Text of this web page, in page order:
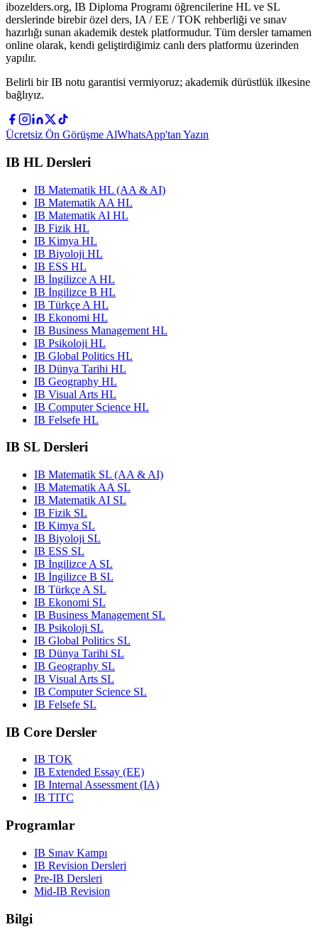
ibozelders.org, IB Diploma Programı öğrencilerine HL ve SL
derslerinde birebir özel ders, IA / EE / TOK rehberliği ve sınav
hazırlığı sunan akademik destek platformudur. Tüm dersler tamamen
online olarak, kendi geliştirdiğimiz canlı ders platformu üzerinden
yapılır.
Belirli bir IB notu garantisi vermiyoruz; akademik dürüstlük ilkesine
bağlıyız.
Ücretsiz Ön Görüşme AlWhatsApp'tan Yazın
IB HL Dersleri
IB Matematik HL (AA & AI)
IB Matematik AA HL
IB Matematik AI HL
IB Fizik HL
IB Kimya HL
IB Biyoloji HL
IB ESS HL
IB İngilizce A HL
IB İngilizce B HL
IB Türkçe A HL
IB Ekonomi HL
IB Business Management HL
IB Psikoloji HL
IB Global Politics HL
IB Dünya Tarihi HL
IB Geography HL
IB Visual Arts HL
IB Computer Science HL
IB Felsefe HL
IB SL Dersleri
IB Matematik SL (AA & AI)
IB Matematik AA SL
IB Matematik AI SL
IB Fizik SL
IB Kimya SL
IB Biyoloji SL
IB ESS SL
IB İngilizce A SL
IB İngilizce B SL
IB Türkçe A SL
IB Ekonomi SL
IB Business Management SL
IB Psikoloji SL
IB Global Politics SL
IB Dünya Tarihi SL
IB Geography SL
IB Visual Arts SL
IB Computer Science SL
IB Felsefe SL
IB Core Dersler
IB TOK
IB Extended Essay (EE)
IB Internal Assessment (IA)
IB TITC
Programlar
IB Sınav Kampı
IB Revision Dersleri
Pre-IB Dersleri
Mid-IB Revision
Bilgi